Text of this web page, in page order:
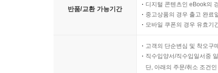
반품/교환 가능기간
디지털 콘텐츠인 eBook의
중고상품의 경우 출고 완료
모바일 쿠폰의 경우 유효기
고객의 단순변심 및 착오구
직수입양서/직수입일서중
단, 아래의 주문/취소 조건